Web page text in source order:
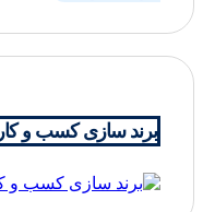
برند سازی کسب و کار